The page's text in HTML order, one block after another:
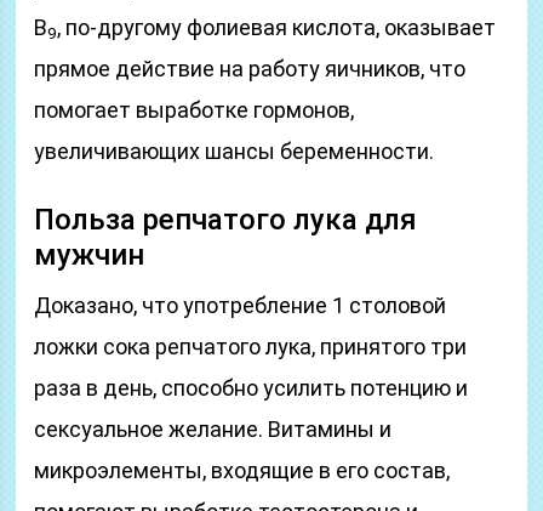
В9, по-другому фолиевая кислота, оказывает
прямое действие на работу яичников, что
помогает выработке гормонов,
увеличивающих шансы беременности.
Польза репчатого лука для
мужчин
Доказано, что употребление 1 столовой
ложки сока репчатого лука, принятого три
раза в день, способно усилить потенцию и
сексуальное желание. Витамины и
микроэлементы, входящие в его состав,